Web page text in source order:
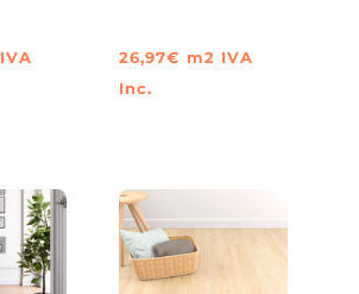
IVA
26,97€ m2 IVA
Inc.